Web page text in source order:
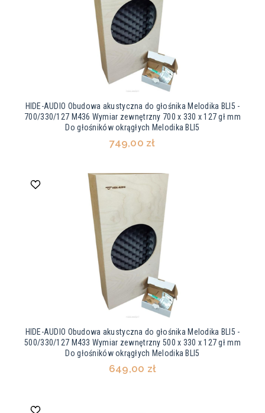
HIDE-AUDIO Obudowa akustyczna do głośnika Melodika BLI5 -
700/330/127 M436 Wymiar zewnętrzny 700 x 330 x 127 gł mm
Do głośników okrągłych Melodika BLI5
749,00 zł
HIDE-AUDIO Obudowa akustyczna do głośnika Melodika BLI5 -
500/330/127 M433 Wymiar zewnętrzny 500 x 330 x 127 gł mm
Do głośników okrągłych Melodika BLI5
649,00 zł